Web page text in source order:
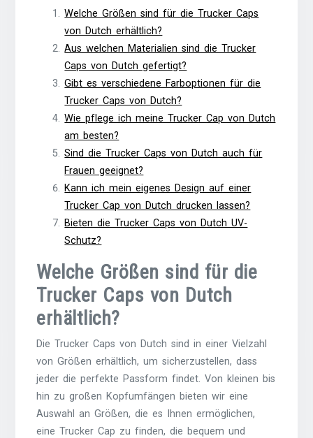
Welche Größen sind für die Trucker Caps
von Dutch erhältlich?
Aus welchen Materialien sind die Trucker
Caps von Dutch gefertigt?
Gibt es verschiedene Farboptionen für die
Trucker Caps von Dutch?
Wie pflege ich meine Trucker Cap von Dutch
am besten?
Sind die Trucker Caps von Dutch auch für
Frauen geeignet?
Kann ich mein eigenes Design auf einer
Trucker Cap von Dutch drucken lassen?
Bieten die Trucker Caps von Dutch UV-
Schutz?
Welche Größen sind für die
Trucker Caps von Dutch
erhältlich?
Die Trucker Caps von Dutch sind in einer Vielzahl
von Größen erhältlich, um sicherzustellen, dass
jeder die perfekte Passform findet. Von kleinen bis
hin zu großen Kopfumfängen bieten wir eine
Auswahl an Größen, die es Ihnen ermöglichen,
eine Trucker Cap zu finden, die bequem und